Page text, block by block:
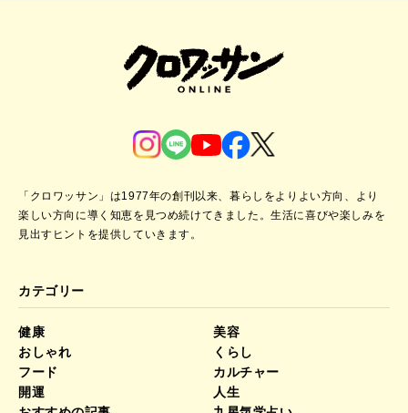
「クロワッサン」は1977年の創刊以来、暮らしをよりよい方向、より
楽しい方向に導く知恵を見つめ続けてきました。生活に喜びや楽しみを
見出すヒントを提供していきます。
カテゴリー
健康
美容
おしゃれ
くらし
フード
カルチャー
開運
人生